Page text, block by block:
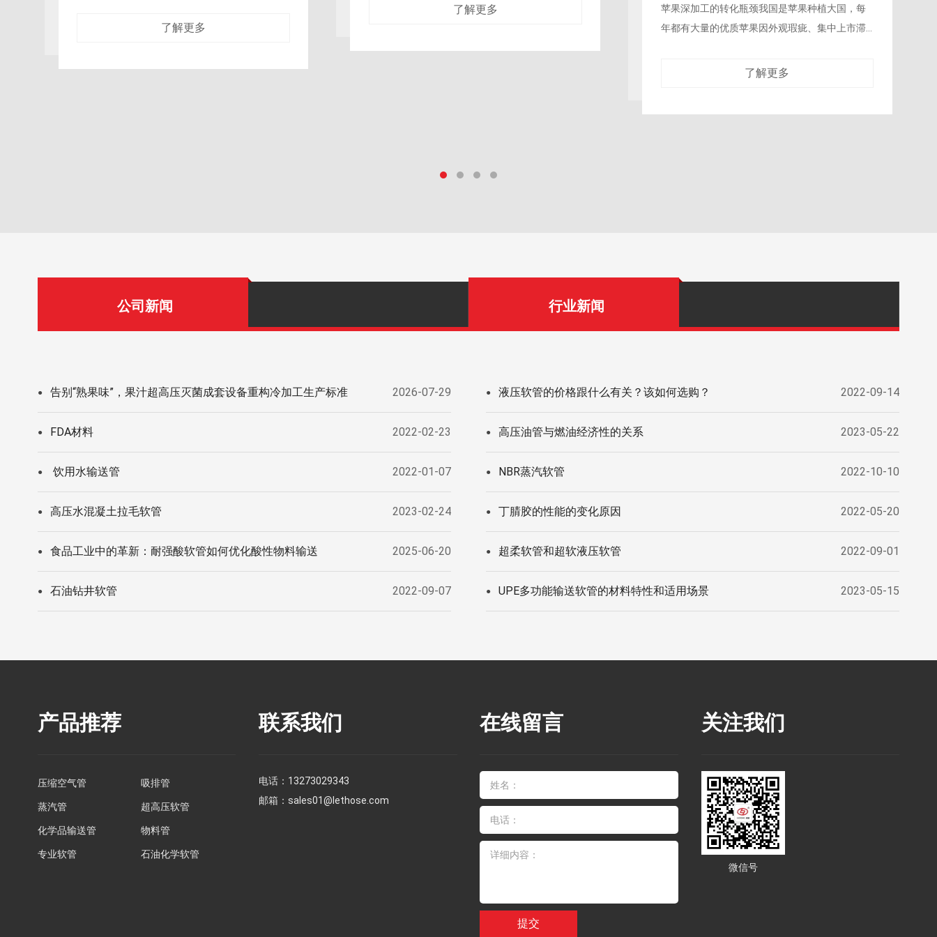
苹果深加工的转化瓶颈我国是苹果种植大国，每
生产线，需要消耗大量蒸汽对果汁进行长时间加
热、冷却，不仅能耗居高不下，加热过程中产生
公司新闻 行业新闻
● 告别“熟果味”，果汁超高压灭菌成套设备重构冷加工生产标准 2026-07-29
● FDA材料 2022-02-23
● 饮用水输送管 2022-01-07
● 高压水混凝土拉毛软管 2023-02-24
● 食品工业中的革新：耐强酸软管如何优化酸性物料输送 2025-06-20
● 石油钻井软管 2022-09-07
● 液压软管的价格跟什么有关？该如何选购？ 2022-09-14
● 高压油管与燃油经济性的关系 2023-05-22
● NBR蒸汽软管 2022-10-10
● 丁腈胶的性能的变化原因 2022-05-20
● 超柔软管和超软液压软管 2022-09-01
● UPE多功能输送软管的材料特性和适用场景 2023-05-15
产品推荐
压缩空气管 吸排管
蒸汽管 超高压软管
化学品输送管 物料管
专业软管 石油化学软管
联系我们
电话： 13273029343
邮箱：sales01@lethose.com
在线留言
提交
关注我们
微信号